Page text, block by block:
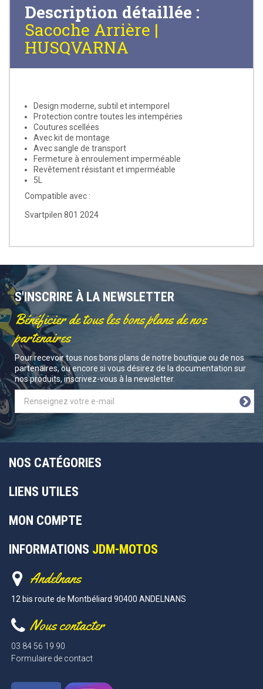
Description détaillée :
Sacoche Arrière |
HUSQVARNA
Design moderne, subtil et intemporel
Protection contre toutes les intempéries
Coutures scellées
Avec kit de montage
Avec sangle de transport
Fermeture à enroulement imperméable
Revêtement résistant et imperméable
5L
Compatible avec :
Svartpilen 801 2024
S'INSCRIRE À LA NEWSLETTER
Bénéficier de tous les bons plans de nos
partenaires
Pour recevoir tous nos bons plans de notre boutique ou de nos
partenaires, ou encore si vous désirez de la documentation sur
nos produits, inscrivez-vous à la newsletter.
NOS CATÉGORIES
LIENS UTILES
MON COMPTE
INFORMATIONS JDM-MOTOS
Andelnans
12 bis route de Montbéliard 90400 ANDELNANS
Nous contacter
03 84 56 19 90
Formulaire de contact